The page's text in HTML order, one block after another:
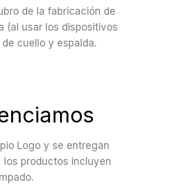
de la fabricación de
(al usar los dispositivos
cuello y espalda.
Logo y se entregan
los productos incluyen